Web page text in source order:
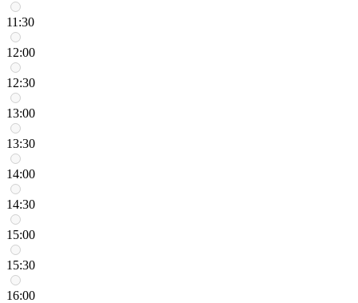
11:30
12:00
12:30
13:00
13:30
14:00
14:30
15:00
15:30
16:00